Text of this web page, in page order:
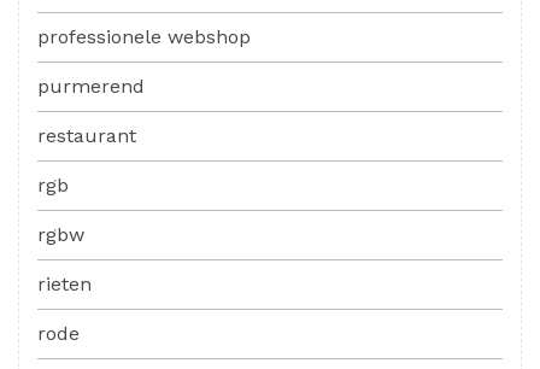
professionele webshop
purmerend
restaurant
rgb
rgbw
rieten
rode